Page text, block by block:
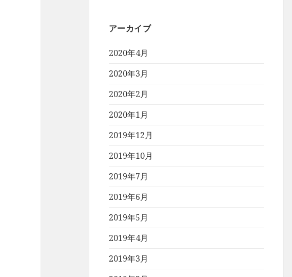
アーカイブ
2020年4月
2020年3月
2020年2月
2020年1月
2019年12月
2019年10月
2019年7月
2019年6月
2019年5月
2019年4月
2019年3月